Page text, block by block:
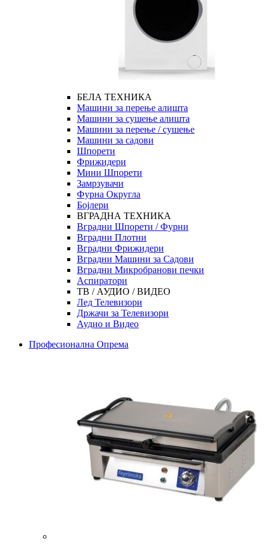
БЕЛА ТЕХНИКА
Машини за перење алишта
Машини за сушење алишта
Машини за перење / сушење
Машини за садови
Шпорети
Фрижидери
Мини Шпорети
Замрзувачи
Фурна Округла
Бојлери
ВГРАДНА ТЕХНИКА
Вградни Шпорети / Фурни
Вградни Плотни
Вградни Фрижидери
Вградни Машини за Садови
Вградни Микробранови печки
Аспиратори
ТВ / АУДИО / ВИДЕО
Лед Телевизори
Држачи за Телевизори
Аудио и Видео
Професионална Опрема